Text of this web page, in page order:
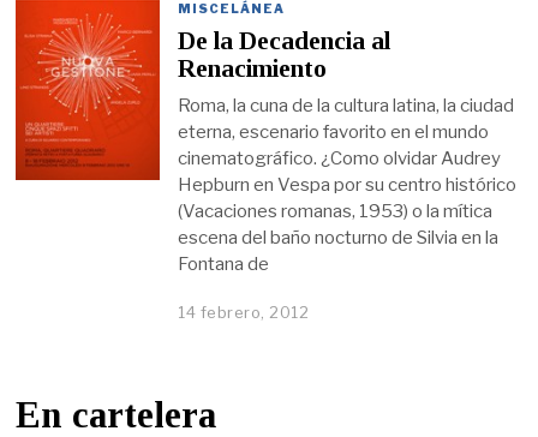
MISCELÁNEA
De la Decadencia al
Renacimiento
Roma, la cuna de la cultura latina, la ciudad
eterna, escenario favorito en el mundo
cinematográfico. ¿Como olvidar Audrey
Hepburn en Vespa por su centro histórico
(Vacaciones romanas, 1953) o la mítica
escena del baño nocturno de Silvia en la
Fontana de
14 febrero, 2012
En cartelera